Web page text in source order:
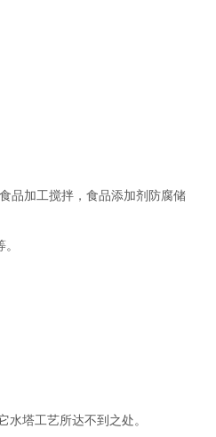
品加工搅拌，食品添加剂防腐储
塔工艺所达不到之处。